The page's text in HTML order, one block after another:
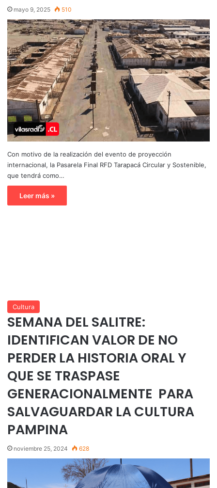
mayo 9, 2025 510
Con motivo de la realización del evento de proyección
internacional, la Pasarela Final RFD Tarapacá Circular y Sostenible,
que tendrá como…
Leer más »
Cultura
SEMANA DEL SALITRE:
IDENTIFICAN VALOR DE NO
PERDER LA HISTORIA ORAL Y
QUE SE TRASPASE
GENERACIONALMENTE PARA
SALVAGUARDAR LA CULTURA
PAMPINA
noviembre 25, 2024 628